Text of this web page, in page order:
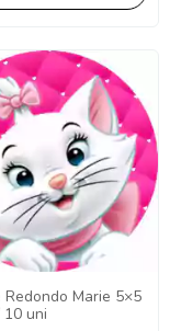
Marie 5×5
10 uni